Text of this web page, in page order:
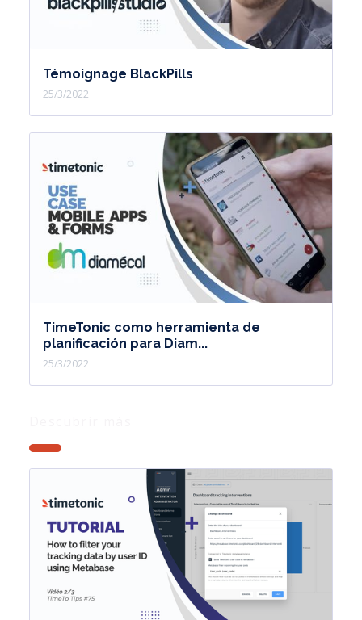
Témoignage BlackPills
25/3/2022
TimeTonic como herramienta de
planificación para Diam...
25/3/2022